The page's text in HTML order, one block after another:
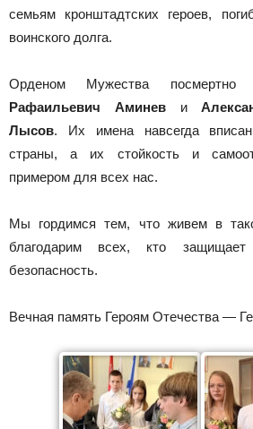
семьям кронштадтских героев,
воинского долга.
Орденом Мужества посмертно
Рафаильевич Аминеви
Лысов. Их имена навсегда
страны, а их стойкость и
примером для всех нас.
Мы гордимся тем, что живем в
благодарим всех, кто
безопасность.
Вечная память Героям Отечества —